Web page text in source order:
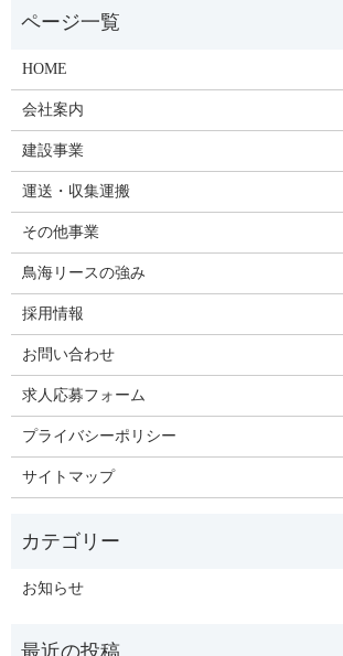
HOME
会社案内
建設事業
運送・収集運搬
その他事業
鳥海リースの強み
採用情報
お問い合わせ
求人応募フォーム
プライバシーポリシー
サイトマップ
お知らせ